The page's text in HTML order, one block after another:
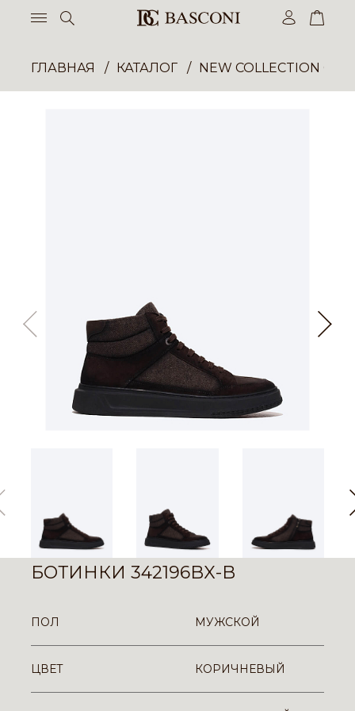
ГЛАВНАЯ КАТАЛОГ NEW COLLECTION
БОТИНКИ 342196BX-B
ПОЛ МУЖСКОЙ
ЦВЕТ КОРИЧНЕВЫЙ